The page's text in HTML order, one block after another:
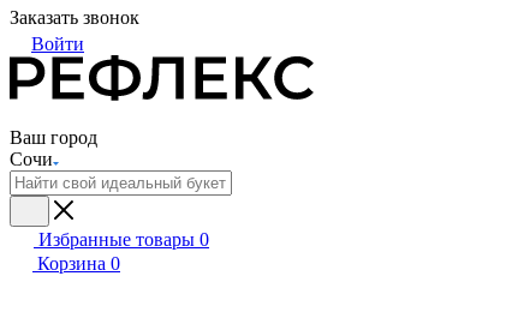
Заказать звонок
Войти
Ваш город
Сочи
Избранные товары 0
Корзина 0